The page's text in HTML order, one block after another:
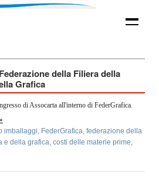
OPERATORI
ENTI E
ZOOM
TEMATICI
EVENTI
della Filiera della
Grafica
di Assocarta all'interno di FederGrafica.
imballaggi FederGrafica federazione della
e della grafica costi delle materie prime